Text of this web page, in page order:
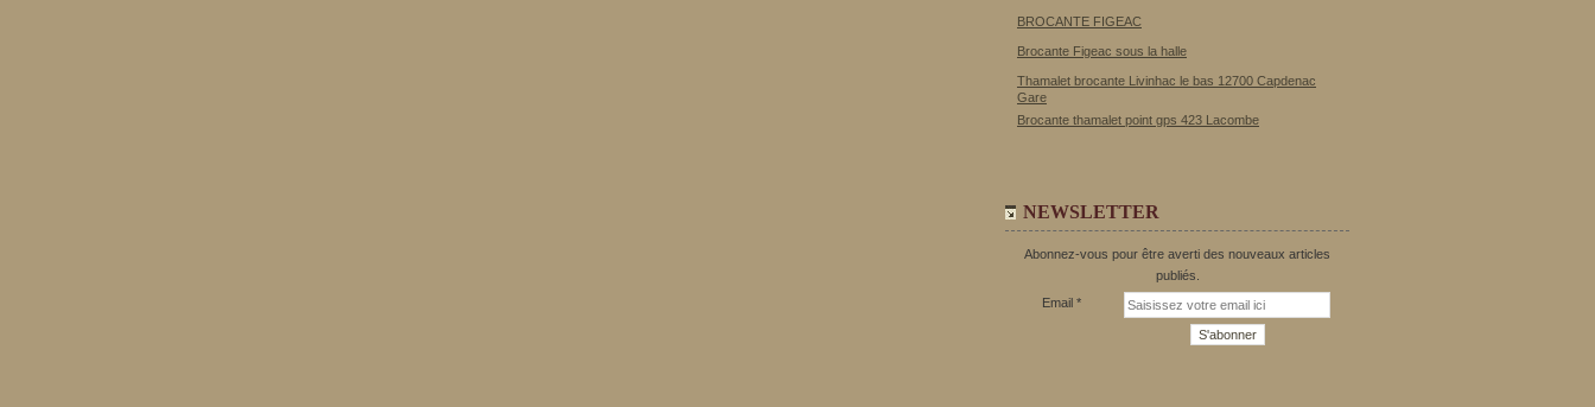
BROCANTE FIGEAC
Brocante Figeac sous la halle
Thamalet brocante Livinhac le bas 12700 Capdenac
Gare
Brocante thamalet point gps 423 Lacombe
NEWSLETTER
Abonnez-vous pour être averti des nouveaux articles
publiés.
Email